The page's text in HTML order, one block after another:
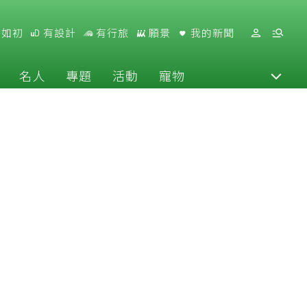
初 有設計 有行旅 願景 我的新聞
名人 專題 活動 寵物